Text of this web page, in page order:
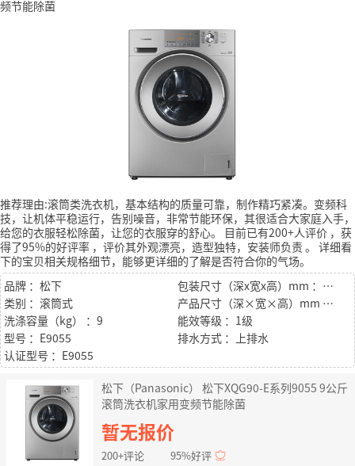
频节能除菌
推荐理由:滚筒类洗衣机，基本结构的质量可靠，制作精巧紧凑。变频科
技，让机体平稳运行，告别噪音，非常节能环保，其很适合大家庭入手，
给您的衣服轻松除菌，让您的衣服穿的舒心。
目前已有200+人评价 ，获
得了95%的好评率 ，评价其外观漂亮，造型独特，安装师负责。 详细看
下的宝贝相关规格细节，能够更详细的了解是否符合你的气场。
品牌 ：松下
包装尺寸（深x宽x高）mm ：659x684x911
类别 ：滚筒式
产品尺寸（深×宽×高）mm ：586x596x845
洗涤容量（kg） ：9
能效等级 ：1级
型号 ：E9055
排水方式 ：上排水
认证型号 ：E9055
松下（Panasonic） 松下XQG90-E系列9055 9公斤
滚筒洗衣机家用变频节能除菌
暂无报价
200+评论 95%好评